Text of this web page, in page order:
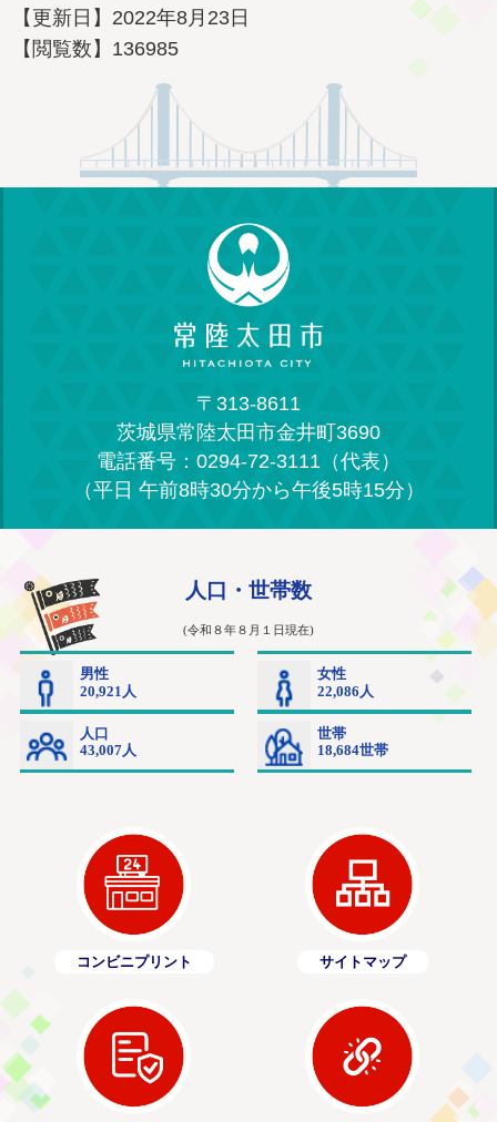
【更新日】 2022年8月23日
【閲覧数】 136985
〒313-8611
茨城県常陸太田市金井町3690
電話番号：0294-72-3111（代表）
（平日 午前8時30分から午後5時15分）
コンビニプリント サイトマップ